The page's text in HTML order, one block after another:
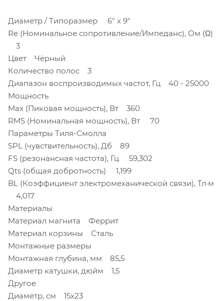
Диаметр / Типоразмер 6" х 9"
Re (Номинальное сопротивление/Импеданс), Ом (Ω)
3
Цвет Чёрный
Количество полос 3
Диапазон воспроизводимых частот, Гц 40 - 25000
Мощность
Max (Пиковая мощность), Вт 360
RMS (Номинальная мощность), Вт 70
Параметры Тиля-Смолла
SPL (чувствительность), Дб 89
FS (резонансная частота), Гц 59,302
Qts (общая добротность) 1,199
BL (Коэффициент электромеханической связи), Тл·м
4,017
Материалы
Материал магнита Феррит
Материал корзины Сталь
Монтажные размеры
Монтажная глубина, мм 85,5
Диаметр катушки, дюйм 1,5
Другое
Диаметр, см 15х23